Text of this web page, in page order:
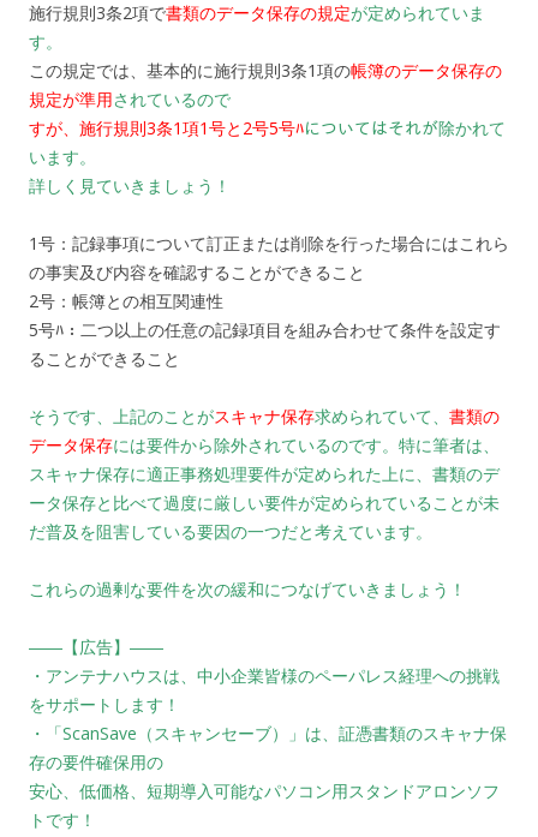
施行規則3条2項で書類のデータ保存の規定が定められていま
す。
この規定では、基本的に施行規則3条1項の帳簿のデータ保存の
規定が準用されているので
すが、施行規則3条1項1号と2号5号ﾊについてはそれが除かれて
います。
詳しく見ていきましょう！
1号：記録事項について訂正または削除を行った場合にはこれら
の事実及び内容を確認することができること
2号：帳簿との相互関連性
5号ﾊ：二つ以上の任意の記録項目を組み合わせて条件を設定す
ることができること
そうです、上記のことがスキャナ保存求められていて、 書類の
データ保存には要件から除外されているのです。特に筆者は、
スキャナ保存に適正事務処理要件が定められた上に、書類のデ
ータ保存と比べて過度に厳しい要件が定められていることが未
だ普及を阻害している要因の一つだと考えています。
これらの過剰な要件を次の緩和につなげていきましょう！
――【広告】――
・アンテナハウスは、中小企業皆様のペーパレス経理への挑戦
をサポートします！
・「ScanSave（スキャンセーブ）」は、証憑書類のスキャナ保
存の要件確保用の
安心、低価格、短期導入可能なパソコン用スタンドアロンソフ
トです！